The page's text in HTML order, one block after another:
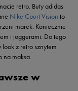
retro. Buty adidas
Nike Court Vision to
marek. Koniecznie
i joggerami. Do tego
z retro sznytem
na maksa.
w